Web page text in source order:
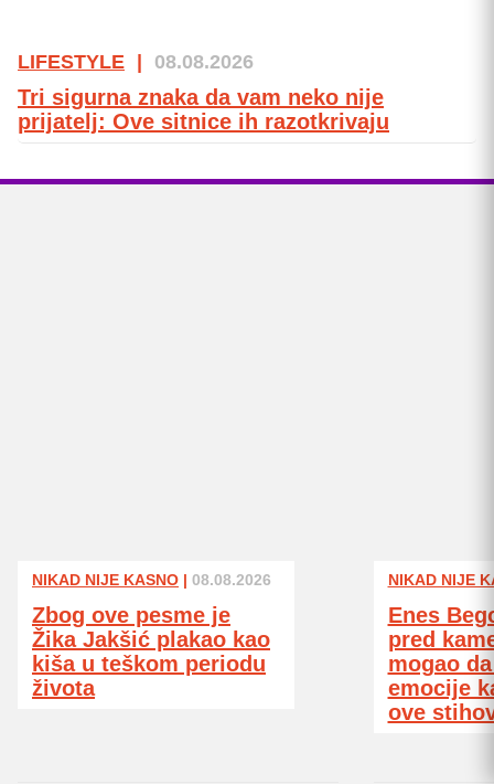
LIFESTYLE | 08.08.2026
Tri sigurna znaka da vam neko nije
prijatelj: Ove sitnice ih razotkrivaju
NIKAD NIJE KASNO | 08.08.2026
Zbog ove pesme je
Žika Jakšić plakao kao
kiša u teškom periodu
života
NIKAD NIJE
Enes
pred
mogao
emocije
ove